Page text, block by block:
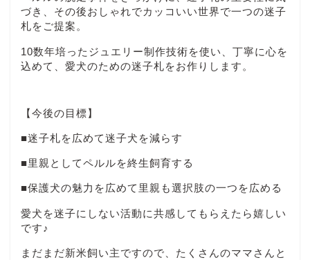
づき、その後おしゃれでカッコいい世界で一つの迷子
札をご提案。
10数年培ったジュエリー制作技術を使い、丁寧に心を
込めて、愛犬のための迷子札をお作りします。
【今後の目標】
■迷子札を広めて迷子犬を減らす
■里親としてペルルを終生飼育する
■保護犬の魅力を広めて里親も選択肢の一つを広める
愛犬を迷子にしない活動に共感してもらえたら嬉しい
です♪
まだまだ新米飼い主ですので、たくさんのママさんと